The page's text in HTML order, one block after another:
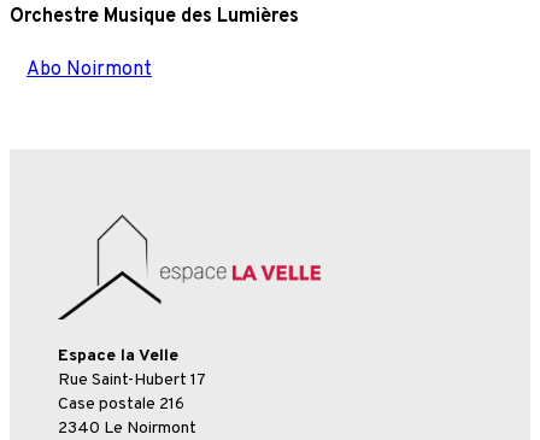
Orchestre Musique des Lumières
Abo Noirmont
Espace la Velle
Rue Saint-Hubert 17
Case postale 216
2340 Le Noirmont